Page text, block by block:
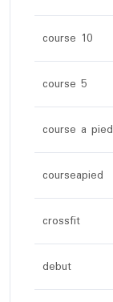
course 10
course 5
course a pied
courseapied
crossfit
debut